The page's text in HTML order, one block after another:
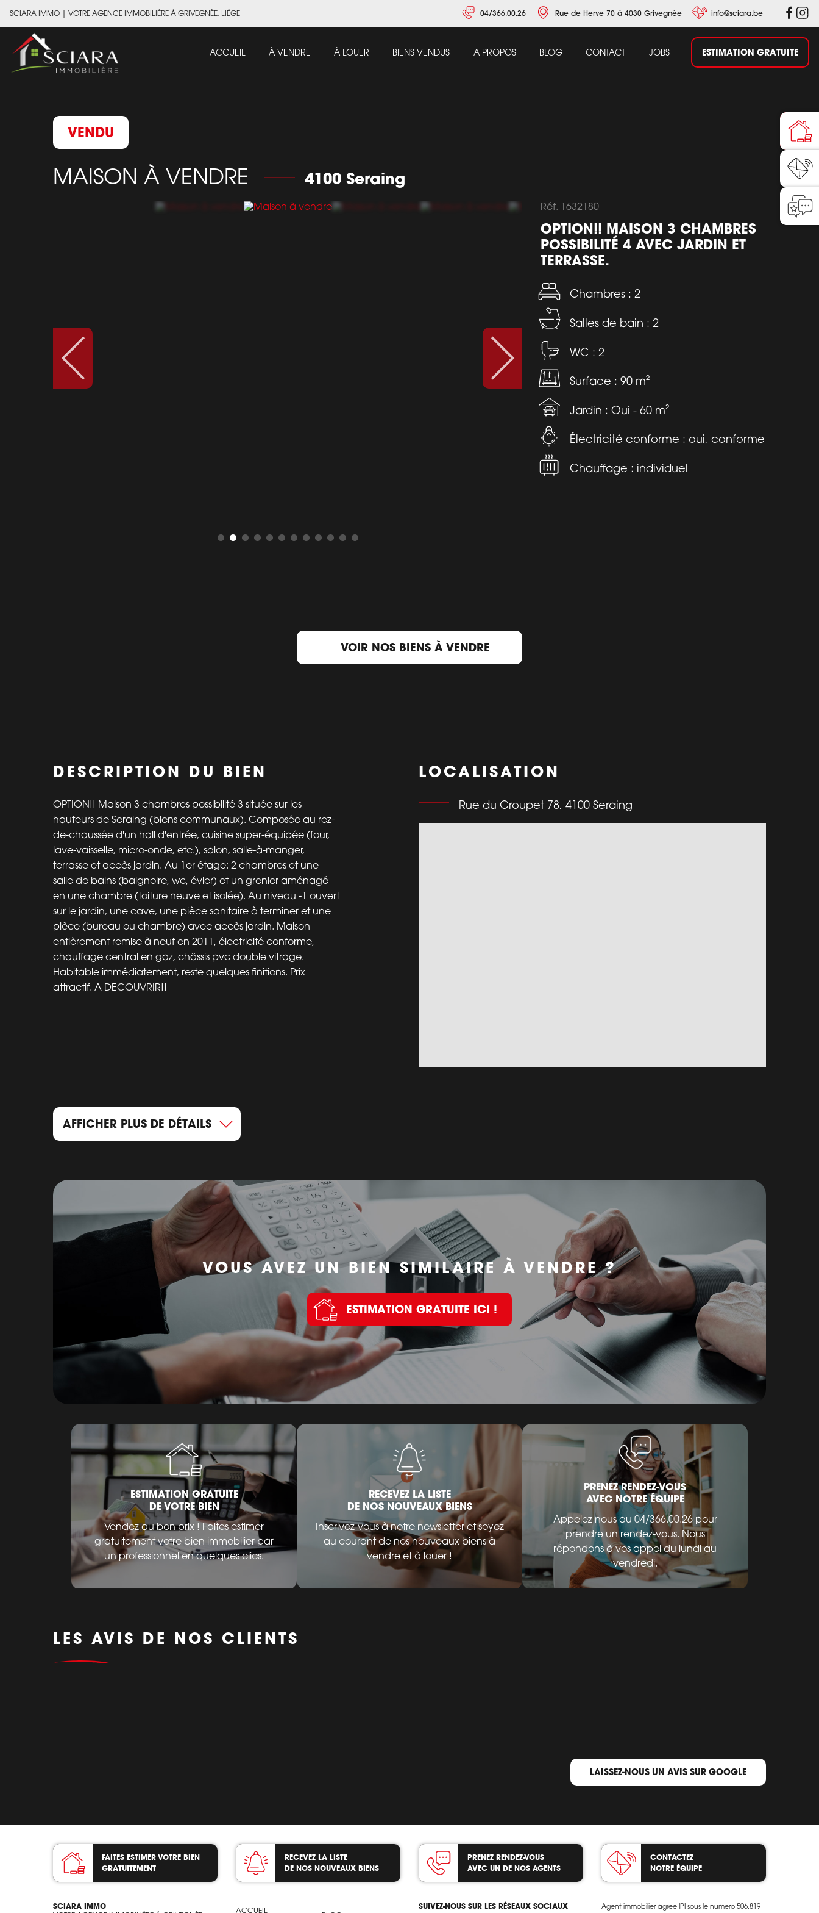
SCIARA IMMO | VOTRE AGENCE IMMOBILIÈRE À GRIVEGNÉE, LIÈGE 04/366.00.26 Rue de Herve 70 à 4030 Grivegnée info@sciara.be
ACCUEIL À VENDRE À LOUER BIENS VENDUS A PROPOS BLOG CONTACT JOBS ESTIMATION GRATUITE
VENDU
MAISON À VENDRE 4100 Seraing
Réf. 1632180
OPTION!! MAISON 3 CHAMBRES
POSSIBILITÉ 4 AVEC JARDIN ET
TERRASSE.
Chambres : 2
Salles de bain : 2
WC : 2
Surface : 90 m²
Jardin : Oui - 60 m²
Électricité conforme : oui, conforme
Chauffage : individuel
VOIR NOS BIENS À VENDRE
DESCRIPTION DU BIEN
OPTION!! Maison 3 chambres possibilité 3 située sur les
hauteurs de Seraing (biens communaux). Composée au rez-
de-chaussée d'un hall d'entrée, cuisine super-équipée (four,
lave-vaisselle, micro-onde, etc.), salon, salle-à-manger,
terrasse et accès jardin. Au 1er étage: 2 chambres et une
salle de bains (baignoire, wc, évier) et un grenier aménagé
en une chambre (toiture neuve et isolée). Au niveau -1 ouvert
sur le jardin, une cave, une pièce sanitaire à terminer et une
pièce (bureau ou chambre) avec accès jardin. Maison
entièrement remise à neuf en 2011, électricité conforme,
chauffage central en gaz, châssis pvc double vitrage.
Habitable immédiatement, reste quelques finitions. Prix
attractif. A DECOUVRIR!!
LOCALISATION
Rue du Croupet 78, 4100 Seraing
AFFICHER PLUS DE DÉTAILS
VOUS AVEZ UN BIEN SIMILAIRE À VENDRE ?
ESTIMATION GRATUITE ICI !
ESTIMATION GRATUITE
DE VOTRE BIEN
Vendez au bon prix ! Faites estimer
gratuitement votre bien immobilier par
un professionnel en quelques clics.
RECEVEZ LA LISTE
DE NOS NOUVEAUX BIENS
Inscrivez-vous à notre newsletter et soyez
au courant de nos nouveaux biens à
vendre et à louer !
PRENEZ RENDEZ-VOUS
AVEC NOTRE ÉQUIPE
Appelez nous au 04/366.00.26 pour
prendre un rendez-vous. Nous
répondons à vos appel du lundi au
vendredi.
LES AVIS DE NOS CLIENTS
LAISSEZ-NOUS UN AVIS SUR GOOGLE
FAITES ESTIMER VOTRE BIEN
GRATUITEMENT
RECEVEZ LA LISTE
DE NOS NOUVEAUX BIENS
PRENEZ RENDEZ-VOUS
AVEC UN DE NOS AGENTS
CONTACTEZ
NOTRE ÉQUIPE
SCIARA IMMO
ACCUEIL SUIVEZ-NOUS SUR LES RÉSEAUX SOCIAUX
Agent immobilier agréé IPI sous le numéro 506.819